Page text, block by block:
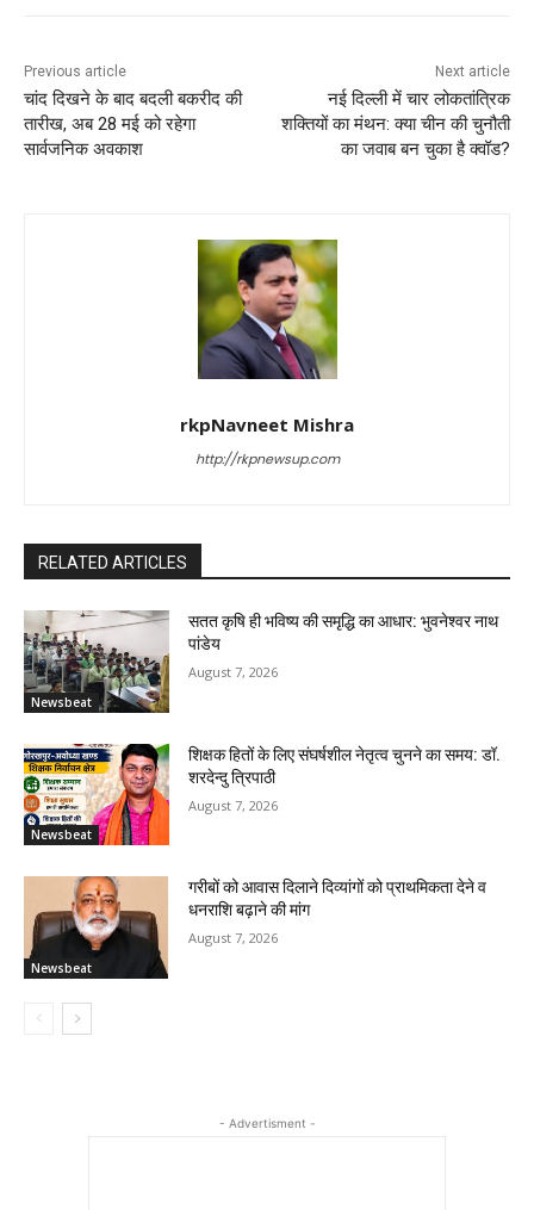
Previous article
चांद दिखने के बाद बदली बकरीद की
तारीख, अब 28 मई को रहेगा
सार्वजनिक अवकाश
Next article
नई दिल्ली में चार लोकतांत्रिक
शक्तियों का मंथन: क्या चीन की चुनौती
का जवाब बन चुका है क्वॉड?
rkpNavneet Mishra
http://rkpnewsup.com
RELATED ARTICLES
Newsbeat
सतत कृषि ही भविष्य की समृद्धि का आधार: भुवनेश्वर नाथ
पांडेय
August 7, 2026
Newsbeat
शिक्षक हितों के लिए संघर्षशील नेतृत्व चुनने का समय: डॉ.
शरदेन्दु त्रिपाठी
August 7, 2026
Newsbeat
गरीबों को आवास दिलाने दिव्यांगों को प्राथमिकता देने व
धनराशि बढ़ाने की मांग
August 7, 2026
- Advertisment -